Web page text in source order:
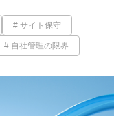
サイト保守
自社管理の限界